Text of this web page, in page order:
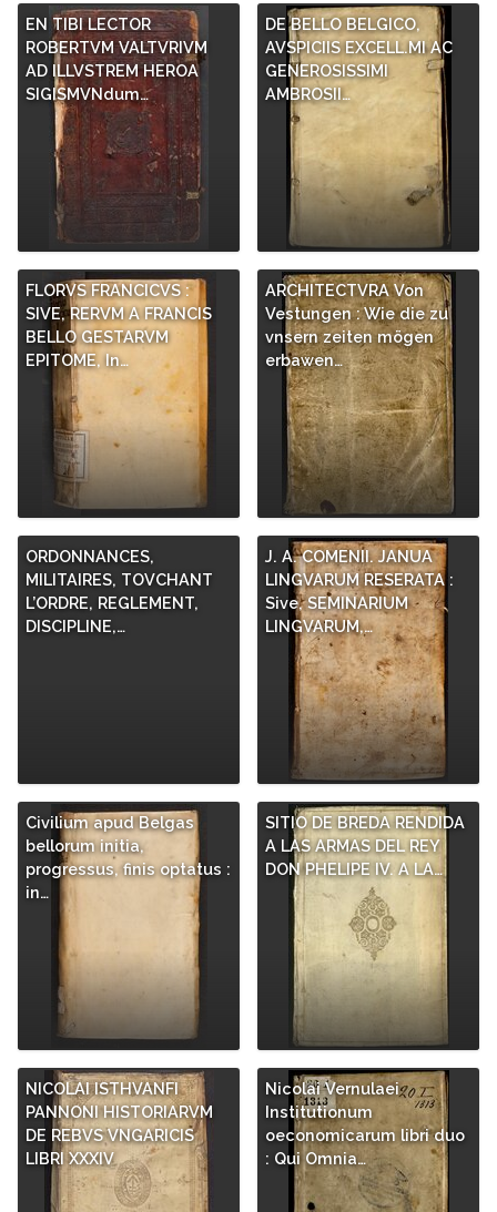
EN TIBI LECTOR
ROBERTVM VALTVRIVM
AD ILLVSTREM HEROA
SIGISMVNdum…
DE BELLO BELGICO,
AVSPICIIS EXCELL.MI AC
GENEROSISSIMI
AMBROSII…
FLORVS FRANCICVS :
SIVE, RERVM A FRANCIS
BELLO GESTARVM
EPITOME, In…
ARCHITECTVRA Von
Vestungen : Wie die zu
vnsern zeiten mögen
erbawen…
ORDONNANCES,
MILITAIRES, TOVCHANT
L’ORDRE, REGLEMENT,
DISCIPLINE,…
J. A. COMENII. JANUA
LINGVARUM RESERATA :
Sive, SEMINARIUM
LINGVARUM,…
Civilium apud Belgas
bellorum initia,
progressus, finis optatus :
in…
SITIO DE BREDA RENDIDA
A LAS ARMAS DEL REY
DON PHELIPE IV. A LA…
NICOLAI ISTHVANFI
PANNONI HISTORIARVM
DE REBVS VNGARICIS
LIBRI XXXIV
Nicolai Vernulaei
Institutionum
oeconomicarum libri duo
: Qui Omnia…